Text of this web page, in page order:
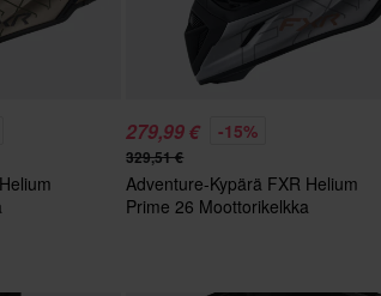
279,99 € -15%
329,51 €
Adventure-Kypärä FXR Helium
Prime 26 Moottorikelkka